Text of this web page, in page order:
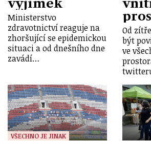
výjimek
Ministerstvo
zdravotnictví reaguje na
zhoršující se epidemickou
situaci a od dnešního dne
zavádí…
Od
být
ve
VŠECHNO JE JINAK